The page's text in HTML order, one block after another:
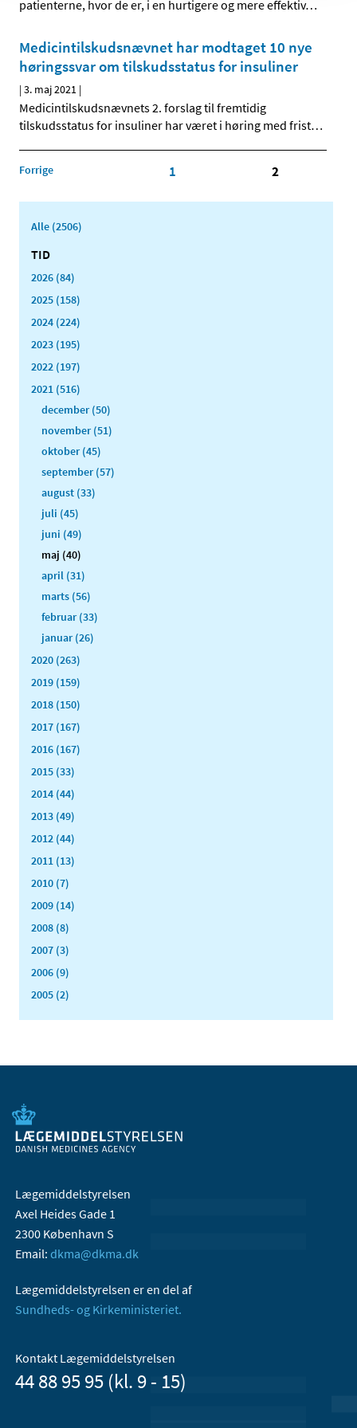
patienterne, hvor de er, i en hurtigere og mere effektiv…
Medicintilskudsnævnet har modtaget 10 nye
høringssvar om tilskudsstatus for insuliner
|3. maj 2021 |
Medicintilskudsnævnets 2. forslag til fremtidig
tilskudsstatus for insuliner har været i høring med frist…
Forrige 1 2
Alle (2506)
TID
2026 (84)
2025 (158)
2024 (224)
2023 (195)
2022 (197)
2021 (516)
december (50)
november (51)
oktober (45)
september (57)
august (33)
juli (45)
juni (49)
maj (40)
april (31)
marts (56)
februar (33)
januar (26)
2020 (263)
2019 (159)
2018 (150)
2017 (167)
2016 (167)
2015 (33)
2014 (44)
2013 (49)
2012 (44)
2011 (13)
2010 (7)
2009 (14)
2008 (8)
2007 (3)
2006 (9)
2005 (2)
Lægemiddelstyrelsen
Axel Heides Gade 1
2300 København S
Email: dkma@dkma.dk
Lægemiddelstyrelsen er en del af
Sundheds- og Kirkeministeriet.
Kontakt Lægemiddelstyrelsen
44 88 95 95 (kl. 9 - 15)